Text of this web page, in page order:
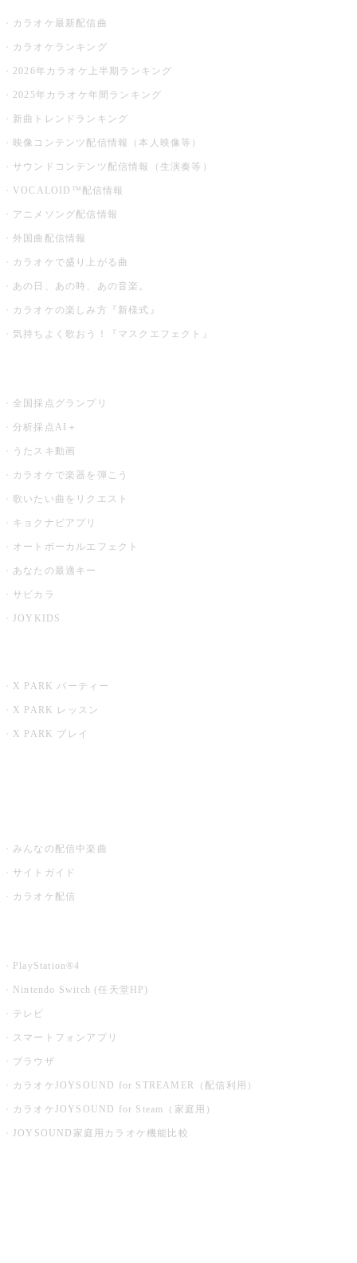
カラオケ最新配信曲
カラオケランキング
2026年カラオケ上半期ランキング
2025年カラオケ年間ランキング
新曲トレンドランキング
映像コンテンツ配信情報（本人映像等）
サウンドコンテンツ配信情報（生演奏等）
VOCALOID™配信情報
アニメソング配信情報
外国曲配信情報
カラオケで盛り上がる曲
あの日、あの時、あの音楽。
カラオケの楽しみ方『新様式』
気持ちよく歌おう！『マスクエフェクト』
全国採点グランプリ
分析採点AI＋
うたスキ動画
カラオケで楽器を弾こう
歌いたい曲をリクエスト
キョクナビアプリ
オートボーカルエフェクト
あなたの最適キー
サビカラ
JOYKIDS
X PARK パーティー
X PARK レッスン
X PARK プレイ
みんなの配信中楽曲
サイトガイド
カラオケ配信
PlayStation®4
Nintendo Switch (任天堂HP)
テレビ
スマートフォンアプリ
ブラウザ
カラオケJOYSOUND for STREAMER（配信利用）
カラオケJOYSOUND for Steam（家庭用）
JOYSOUND家庭用カラオケ機能比較